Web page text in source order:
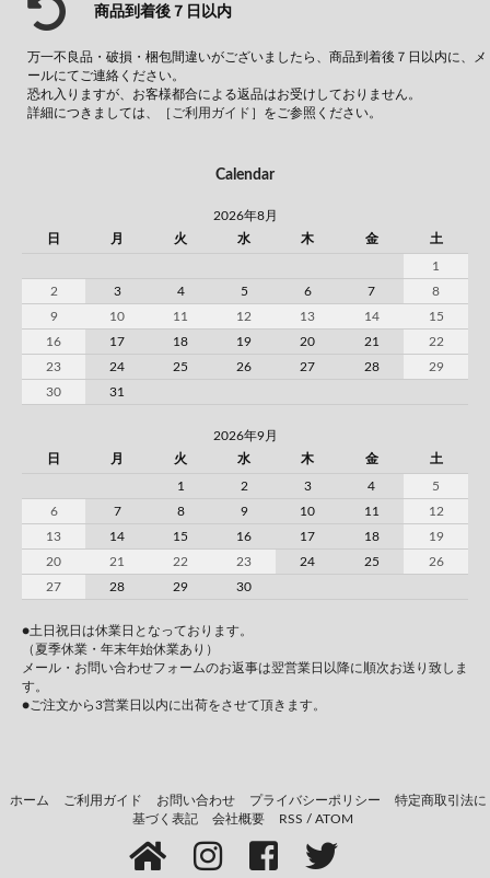
商品到着後７日以内
万一不良品・破損・梱包間違いがございましたら、商品到着後７日以内に、メ
ールにてご連絡ください。
恐れ入りますが、お客様都合による返品はお受けしておりません。
詳細につきましては、
［ご利用ガイド］ をご参照ください。
Calendar
2026年8月
日
月 火 水 木 金 土
1
2
3 4 5 6 7
8
9
10 11 12 13 14
15
16
17 18 19 20 21
22
23
24 25 26 27 28
29
30
31
2026年9月
日
月 火 水 木 金 土
1 2 3 4
5
6
7 8 9 10 11
12
13
14 15 16 17 18
19
20
21 22 23 24 25
26
27
28 29 30
●土日祝日は休業日となっております。
（夏季休業・年末年始休業あり）
メール・お問い合わせフォームのお返事は翌営業日以降に順次お送り致しま
す。
●ご注文から3営業日以内に出荷をさせて頂きます。
ホーム ご利用ガイド お問い合わせ プライバシーポリシー
特定商取引法に
基づく表記
会社概要 RSS / ATOM